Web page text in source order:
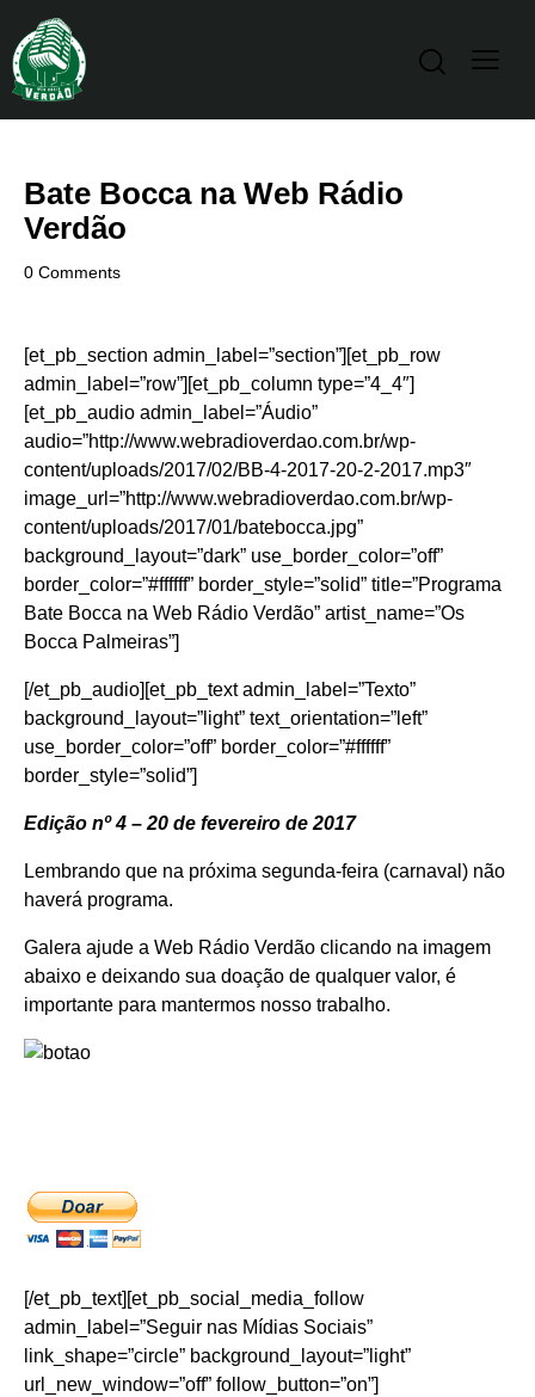
Bate Bocca na Web Rádio
Verdão
0 Comments
[et_pb_section admin_label=”section”][et_pb_row
admin_label=”row”][et_pb_column type=”4_4″]
[et_pb_audio admin_label=”Áudio”
audio=”http://www.webradioverdao.com.br/wp-
content/uploads/2017/02/BB-4-2017-20-2-2017.mp3″
image_url=”http://www.webradioverdao.com.br/wp-
content/uploads/2017/01/batebocca.jpg”
background_layout=”dark” use_border_color=”off”
border_color=”#ffffff” border_style=”solid” title=”Programa
Bate Bocca na Web Rádio Verdão” artist_name=”Os
Bocca Palmeiras”]
[/et_pb_audio][et_pb_text admin_label=”Texto”
background_layout=”light” text_orientation=”left”
use_border_color=”off” border_color=”#ffffff”
border_style=”solid”]
Edição nº 4 – 20 de fevereiro de 2017
Lembrando que na próxima segunda-feira (carnaval) não
haverá programa.
Galera ajude a Web Rádio Verdão clicando na imagem
abaixo e deixando sua doação de qualquer valor, é
importante para mantermos nosso trabalho.
[/et_pb_text][et_pb_social_media_follow
admin_label=”Seguir nas Mídias Sociais”
link_shape=”circle” background_layout=”light”
url_new_window=”off” follow_button=”on”]